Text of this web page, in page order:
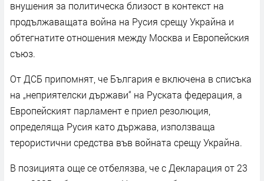
внушения за политическа близост в контекст на
продължаващата война на Русия срещу Украйна и
обтегнатите отношения между Москва и Европейския
съюз.
От ДСБ припомнят, че България е включена в списъка
на „неприятелски държави“ на Руската федерация, а
Европейският парламент е приел резолюция,
определяща Русия като държава, използваща
терористични средства във войната срещу Украйна.
В позицията още се отбелязва, че с Декларация от 23